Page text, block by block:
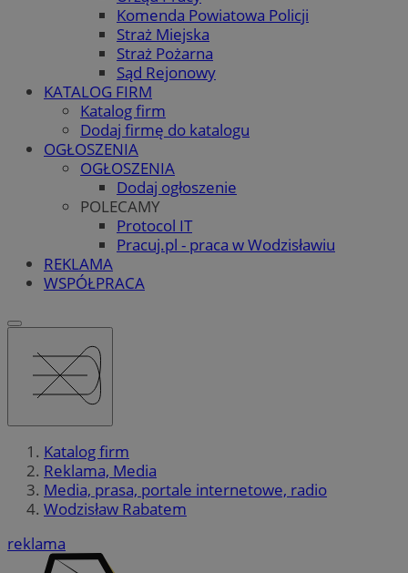
Komenda Powiatowa Policji
Straż Miejska
Straż Pożarna
Sąd Rejonowy
KATALOG FIRM
Katalog firm
Dodaj firmę do katalogu
OGŁOSZENIA
OGŁOSZENIA
Dodaj ogłoszenie
POLECAMY
Protocol IT
Pracuj.pl - praca w Wodzisławiu
REKLAMA
WSPÓŁPRACA
Katalog firm
Reklama, Media
Media, prasa, portale internetowe, radio
Wodzisław Rabatem
reklama